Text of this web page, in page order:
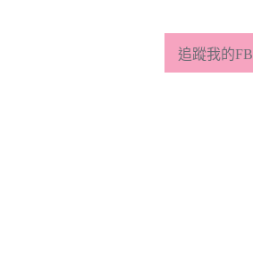
追蹤我的FB